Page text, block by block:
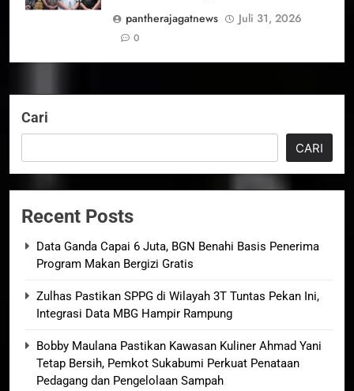
pantherajagatnews
Juli 31, 2026
0
Cari
CARI
Recent Posts
Data Ganda Capai 6 Juta, BGN Benahi Basis Penerima
Program Makan Bergizi Gratis
Zulhas Pastikan SPPG di Wilayah 3T Tuntas Pekan Ini,
Integrasi Data MBG Hampir Rampung
Bobby Maulana Pastikan Kawasan Kuliner Ahmad Yani
Tetap Bersih, Pemkot Sukabumi Perkuat Penataan
Pedagang dan Pengelolaan Sampah